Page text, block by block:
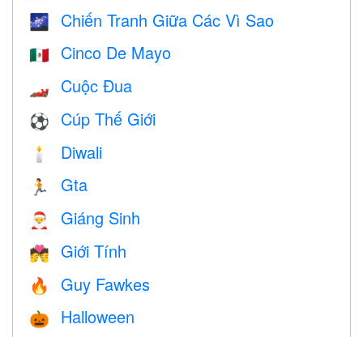
🌌 Chiến Tranh Giữa Các Vì Sao
🇲🇽 Cinco De Mayo
🏎 Cuộc Đua
⚽ Cúp Thế Giới
🕯 Diwali
🏃 Gta
🎅 Giáng Sinh
💏 Giới Tính
🔥 Guy Fawkes
🎃 Halloween